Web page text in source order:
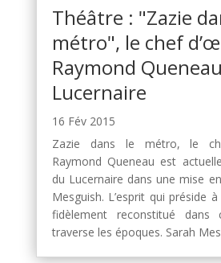
Théâtre : "Zazie
métro", le chef
Raymond
Lucernaire
16 Fév 2015
Zazie dans le métro, le
Raymond Queneau est
du Lucernaire dans une mise
Mesguish. L’esprit qui préside
fidèlement reconstitué dans
traverse les époques. Sarah